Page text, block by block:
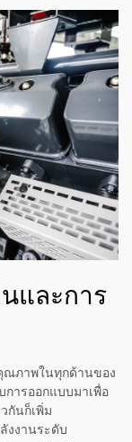
และการ
ณภาพในทุกด้านของ
การออกแบบมาเพื่อ
กันก็เพิ่ม
งงานระดับ